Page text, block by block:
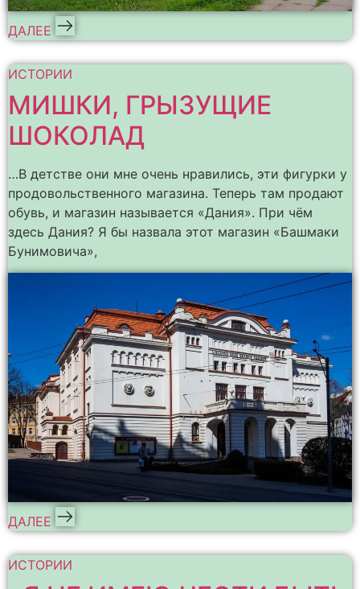
ДАЛЕЕ
ИСТОРИИ
МИШКИ, ГРЫЗУЩИЕ
ШОКОЛАД
…В детстве они мне очень нравились, эти фигурки у
продовольственного магазина. Теперь там продают
обувь, и магазин называется «Дания». При чём
здесь Дания? Я бы назвала этот магазин «Башмаки
Бунимовича»,
ДАЛЕЕ
ИСТОРИИ